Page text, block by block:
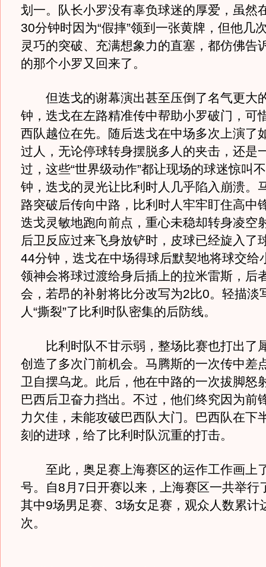
划一。队长小罗没有辜负球迷的厚爱，虽然
30分钟时因为“假摔”领到一张黄牌，但他几
灵巧的突破、充满想象力的直塞，都仿佛告
的那个小罗又回来了。
但迭戈的谢幕演出甚至压倒了名气更大
钟，迭戈在左路精准传中帮助小罗破门，可
西队越位在先。随后迭戈在中场多次上演了
过人，无论停球转身摆脱多人的夹击，还是
过，这些“世界级动作”都让现场的球迷惊叫
钟，迭戈的灵光让比利时人几乎陷入崩溃。
路突破后传向中路，比利时人牢牢盯住高中
迭戈灵敏地跑向前点，重心未稳却转身凌空
后卫反应过来飞身放铲时，皮球已经旋入了
44分钟，迭戈在中场得球后默契地将球交给
领神会将球过渡给身后插上的拉米雷斯，后
会，若昂的补射将比分改写为2比0。轻描淡
人“撕裂”了比利时队密集的后防线。
比利时队不甘示弱，整场比赛也打出了
创造了多次门前机会。马腾斯的一次传中差
卫自摆乌龙。此后，他在中路的一次拔脚怒
巴西后卫奋力挡出。不过，他们终究因为前
力欠佳，未能攻破巴西队大门。巴西队在下
刻的进球，给了比利时队沉重的打击。
至此，奥足赛上海赛区的运作工作画上
号。自8月7日开赛以来，上海赛区一共举行
其中9场男足赛、3场女足赛，观众人数累计
次。